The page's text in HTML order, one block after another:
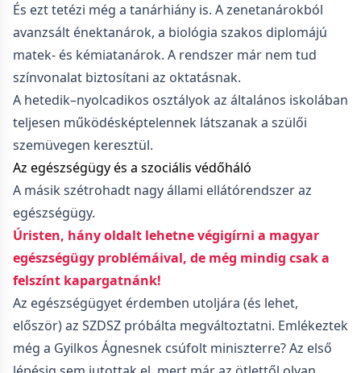
És ezt tetézi még a tanárhiány is. A zenetanárokból
avanzsált énektanárok, a biológia szakos diplomájú
matek- és kémiatanárok. A rendszer már nem tud
színvonalat biztosítani az oktatásnak.
A hetedik–nyolcadikos osztályok az általános iskolában
teljesen működésképtelennek látszanak a szülői
szemüvegen keresztül.
Az egészségügy és a szociális védőháló
A másik szétrohadt nagy állami ellátórendszer az
egészségügy.
Úristen, hány oldalt lehetne végigírni a magyar
egészségügy problémáival, de még mindig csak a
felszínt kapargatnánk!
Az egészségügyet érdemben utoljára (és lehet,
először) az SZDSZ próbálta megváltoztatni. Emlékeztek
még a Gyilkos Ágnesnek csúfolt miniszterre? Az első